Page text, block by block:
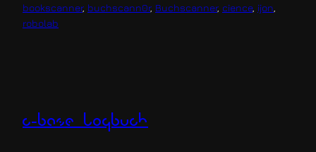
bookscanner, buchscann0r, Buchscanner, cience, ijon
robolab
c-base logbuch